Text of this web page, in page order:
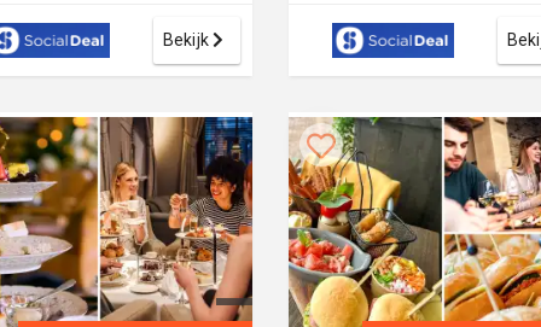
Bekijk